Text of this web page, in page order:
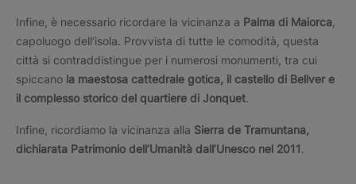
Infine, è necessario ricordare la vicinanza a Palma di Maiorca
capoluogo dell’isola. Provvista di tutte le comodità, questa
città si contraddistingue per i numerosi monumenti, tra cui
spiccano la maestosa cattedrale gotica, il castello di Bellver e
il complesso storico del quartiere di Jonquet.
Infine, ricordiamo la vicinanza alla Sierra de Tramuntana,
dichiarata Patrimonio dell’Umanità dall’Unesco nel 2011.